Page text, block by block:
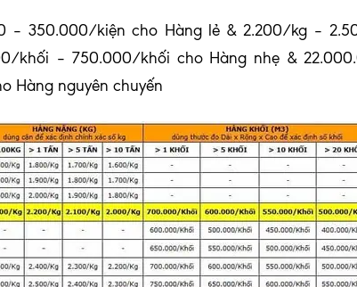
– 350.000/kiện cho Hàng lẻ & 2.200/kg –
khối – 750.000/khối cho Hàng nhẹ &
Hàng nguyên chuyến